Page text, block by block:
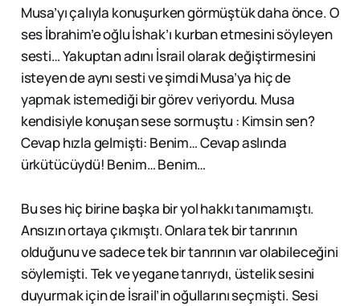
Musa’yı çalıyla konuşurken görmüştük daha önce. O
ses İbrahim’e oğlu İshak’ı kurban etmesini söyleyen
sesti… Yakuptan adını İsrail olarak değiştirmesini
isteyen de aynı sesti ve şimdi Musa’ya hiç de
yapmak istemediği bir görev veriyordu. Musa
kendisiyle konuşan sese sormuştu : Kimsin sen?
Cevap hızla gelmişti: Benim… Cevap aslında
ürkütücüydü! Benim… Benim…
Bu ses hiç birine başka bir yol hakkı tanımamıştı.
Ansızın ortaya çıkmıştı. Onlara tek bir tanrının
olduğunu ve sadece tek bir tanrının var olabileceğini
söylemişti. Tek ve yegane tanrıydı, üstelik sesini
duyurmak için de İsrail’in oğullarını seçmişti. Sesi